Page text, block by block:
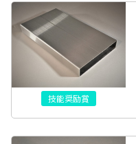
技能奨励賞